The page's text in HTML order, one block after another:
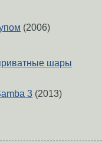
(2006)
шары
3 (2013)